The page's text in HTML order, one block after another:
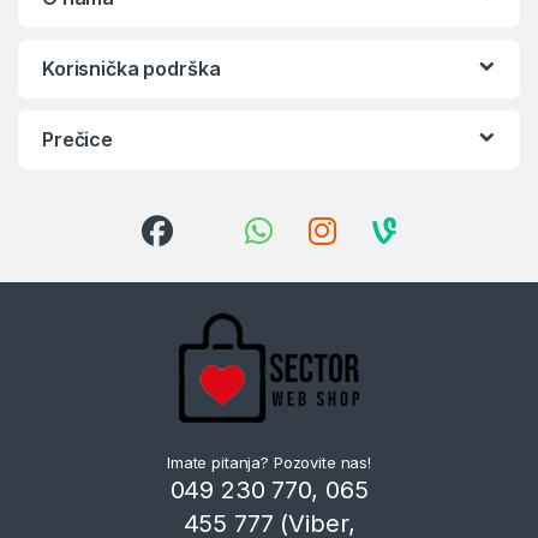
Korisnička podrška
Prečice
Imate pitanja? Pozovite nas!
049 230 770, 065
455 777 (Viber,